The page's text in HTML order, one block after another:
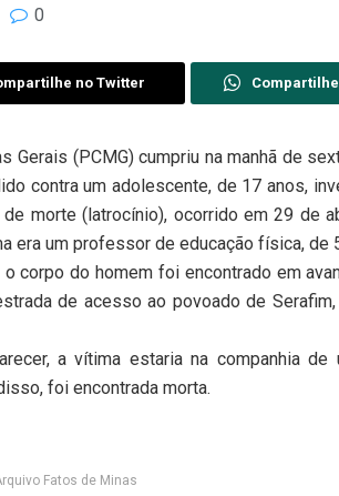
0
no Twitter
Gerais (PCMG) cumpriu na manhã de
contra um adolescente, de 17 anos,
morte (latrocínio), ocorrido em 29 de
era um professor de educação física, de
corpo do homem foi encontrado em
de acesso ao povoado de
a vítima estaria na companhia de
foi encontrada morta.
Fatos de Minas